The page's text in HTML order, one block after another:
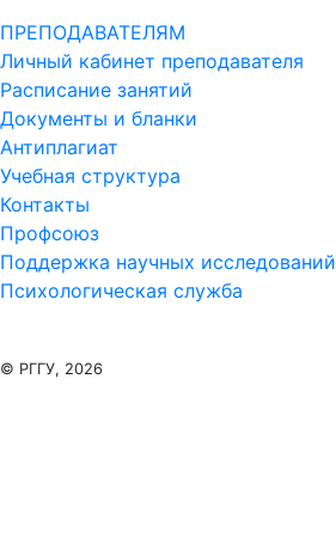
ПРЕПОДАВАТЕЛЯМ
Личный кабинет преподавателя
Расписание занятий
Документы и бланки
Антиплагиат
Учебная структура
Контакты
Профсоюз
Поддержка научных исследований
Психологическая служба
© РГГУ, 2026